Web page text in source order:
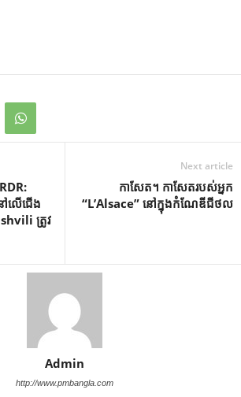
លើជើង
ត្រូវ
Next article
កាសែត។ កាសែតរបស់អ្នក
“L’Alsace” នៅក្នុងកំណែឌីជីថល
Admin
http://www.pmbangla.com